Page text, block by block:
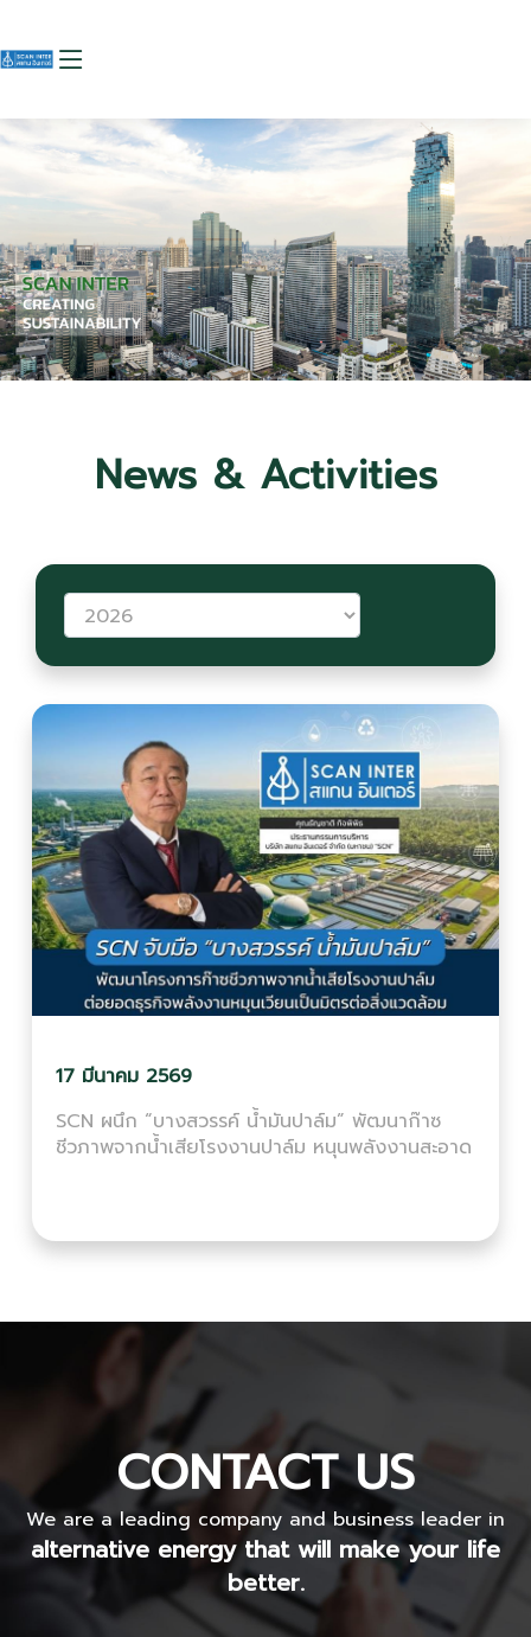
News & Activities
17 มีนาคม 2569
SCN ผนึก “บางสวรรค์ น้ำมันปาล์ม” พัฒนาก๊าซ
ชีวภาพจากน้ำเสียโรงงานปาล์ม หนุนพลังงานสะอาด
CONTACT US
We are a leading company and business leader in
alternative energy that will make your life
better.